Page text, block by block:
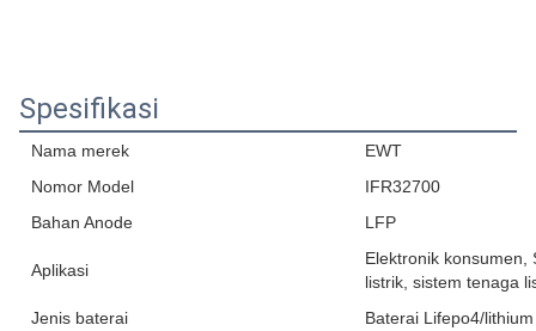
Spesifikasi
Nama merek
EWT
Nomor Model
IFR32700
Bahan Anode
LFP
Aplikasi
Elektronik konsumen,
listrik, sistem tenaga
Jenis baterai
Baterai Lifepo4/lithium